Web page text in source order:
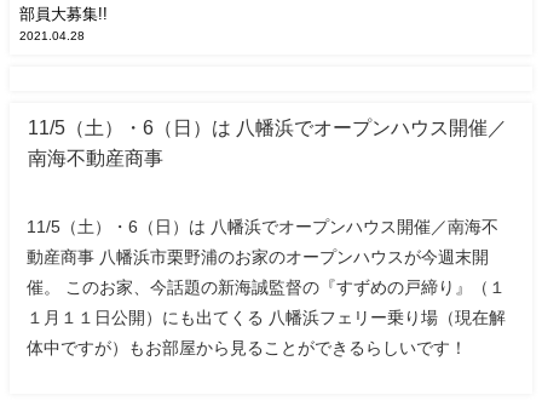
部員大募集!!
2021.04.28
11/5（土）・6（日）は 八幡浜でオープンハウス開催／
南海不動産商事
11/5（土）・6（日）は 八幡浜でオープンハウス開催／南海不
動産商事 八幡浜市栗野浦のお家のオープンハウスが今週末開
催。 このお家、今話題の新海誠監督の『すずめの戸締り』（１
１月１１日公開）にも出てくる 八幡浜フェリー乗り場（現在解
体中ですが）もお部屋から見ることができるらしいです！